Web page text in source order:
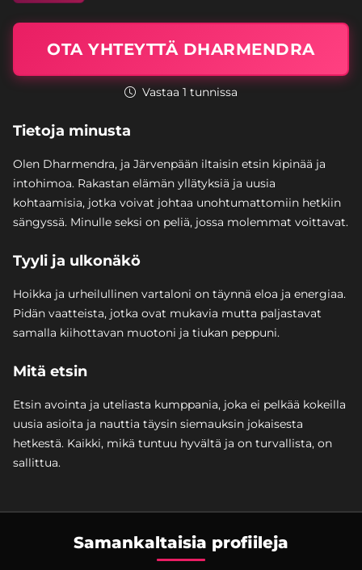
OTA YHTEYTTÄ DHARMENDRA
Vastaa 1 tunnissa
Tietoja minusta
Olen Dharmendra, ja Järvenpään iltaisin etsin kipinää ja
intohimoa. Rakastan elämän yllätyksiä ja uusia
kohtaamisia, jotka voivat johtaa unohtumattomiin hetkiin
sängyssä. Minulle seksi on peliä, jossa molemmat voittavat.
Tyyli ja ulkonäkö
Hoikka ja urheilullinen vartaloni on täynnä eloa ja energiaa.
Pidän vaatteista, jotka ovat mukavia mutta paljastavat
samalla kiihottavan muotoni ja tiukan peppuni.
Mitä etsin
Etsin avointa ja uteliasta kumppania, joka ei pelkää kokeilla
uusia asioita ja nauttia täysin siemauksin jokaisesta
hetkestä. Kaikki, mikä tuntuu hyvältä ja on turvallista, on
sallittua.
Samankaltaisia profiileja